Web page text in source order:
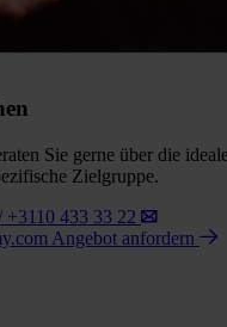
Sie gerne über die
Zielgruppe.
+3110 433 33 22
Angebot anfordern